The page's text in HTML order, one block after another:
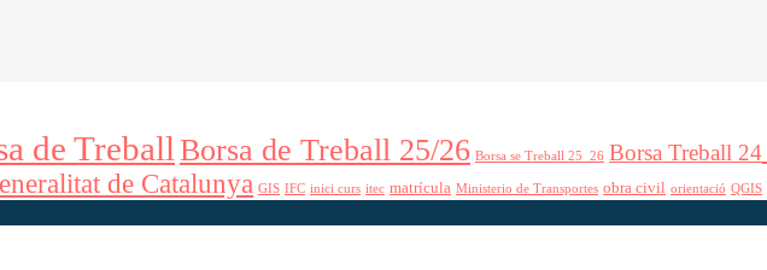
de Treball Borsa de Treball 25/26 Borsa se Treball 25_26 Borsa Treball
de Catalunya GIS IFC inici curs itec matrícula Ministerio de Transportes obra civil orientació QGIS